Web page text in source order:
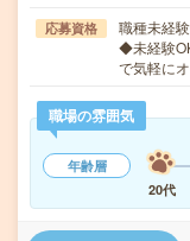
応募資格
職種未経
◆未経験
で気軽に
職場の雰囲気
年齢層
20代